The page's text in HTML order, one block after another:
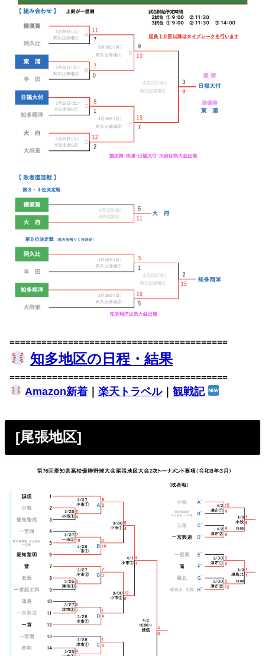
=========================================
知多地区の日程・結果
=========================================
Amazon新着｜ 楽天トラベル｜ 観戦記
[尾張地区]